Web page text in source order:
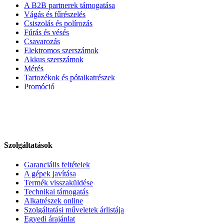
A B2B partnerek támogatása
Vágás és fűrészelés
Csiszolás és polírozás
Fúrás és vésés
Csavarozás
Elektromos szerszámok
Akkus szerszámok
Mérés
Tartozékok és pótalkatrészek
Promóció
Szolgáltatások
Garanciális feltételek
A gépek javítása
Termék visszaküldése
Technikai támogatás
Alkatrészek online
Szolgáltatási műveletek árlistája
Egyedi árajánlat